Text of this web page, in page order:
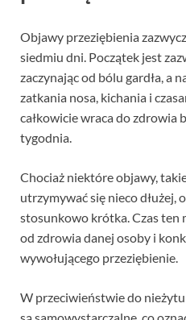
Objawy przeziębienia
siedmiu dni. Początek jest
zaczynając od bólu gardła, a
zatkania nosa, kichania i
całkowicie wraca do zdrowia
tygodnia.
Chociaż niektóre objawy,
utrzymywać się nieco dłużej,
stosunkowo krótka. Czas ten
od zdrowia danej osoby i
wywołującego przeziębienie.
W przeciwieństwie do
są samowystarczalne, co